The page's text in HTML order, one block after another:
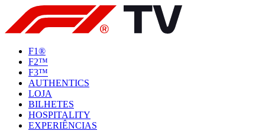
F1®
F2™
F3™
AUTHENTICS
LOJA
BILHETES
HOSPITALITY
EXPERIÊNCIAS